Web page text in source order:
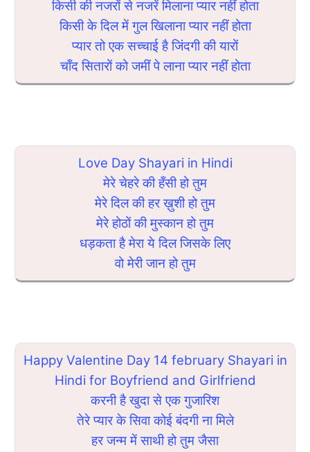
किसी की नजरों से नजरें मिलाना प्यार नहीं होता
किसी के दिल में गुल खिलाना प्यार नहीं होता
प्यार तो एक सच्चाई है जिंदगी की यारों
चाँद सितारों को जमीं पे लाना प्यार नहीं होता
Love Day Shayari in Hindi
मेरे चेहरे की हँसी हो तुम
मेरे दिल की हर ख़ुशी हो तुम
मेरे होठों की मुस्कान हो तुम
धड़कता है मेरा ये दिल जिसके लिए
वो मेरी जान हो तुम
Happy Valentine Day 14 february Shayari in
Hindi for Boyfriend and Girlfriend
करनी है खुदा से एक गुजारिश
तेरे प्यार के सिवा कोई बंदगी ना मिले
हर जन्म में साथी हो तुम जैसा